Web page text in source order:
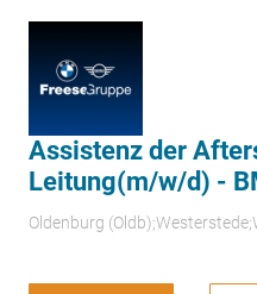
Assistenz der
Leitung(m/w/d) -
Oldenburg